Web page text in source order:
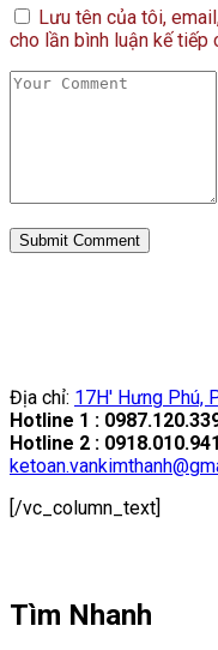
Lưu tên của tôi,
cho lần bình luận kế tiếp
Địa chỉ: 17H' Hưng Phú,
Hotline 1 :
Hotline 2 :
[/vc_column_text]
Tìm Nhanh